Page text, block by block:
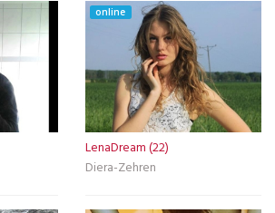
online
LenaDream (22)
Diera-Zehren